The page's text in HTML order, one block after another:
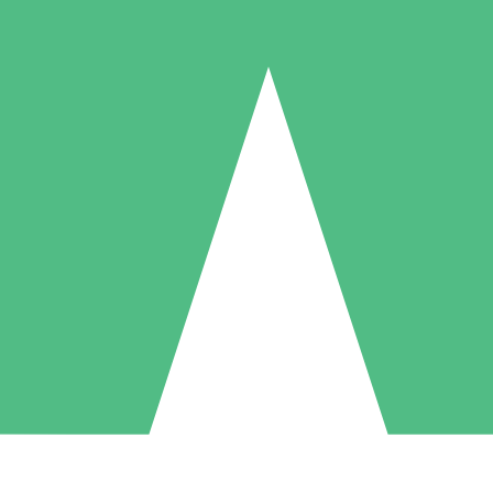
Packs de Crédits Individuels
à l'utilisation avec des crédits de téléchargement. Sans engagement
5 Téléchargements
US$